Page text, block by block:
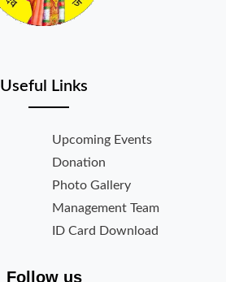
Useful Links
Upcoming Events
Donation
Photo Gallery
Management Team
ID Card Download
Follow us